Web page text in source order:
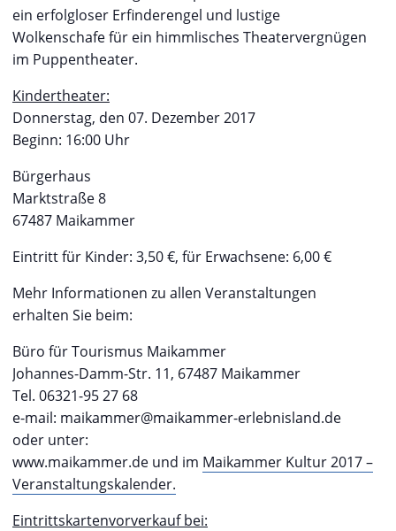
ein erfolgloser Erfinderengel und lustige
Wolkenschafe für ein himmlisches Theatervergnügen
im Puppentheater.
Kindertheater:
Donnerstag, den 07. Dezember 2017
Beginn: 16:00 Uhr
Bürgerhaus
Marktstraße 8
67487 Maikammer
Eintritt für Kinder: 3,50 €, für Erwachsene: 6,00 €
Mehr Informationen zu allen Veranstaltungen
erhalten Sie beim:
Büro für Tourismus Maikammer
Johannes-Damm-Str. 11, 67487 Maikammer
Tel. 06321-95 27 68
e-mail: maikammer@maikammer-erlebnisland.de
oder unter:
www.maikammer.de und im Maikammer Kultur 2017 –
Veranstaltungskalender.
Eintrittskartenvorverkauf bei: